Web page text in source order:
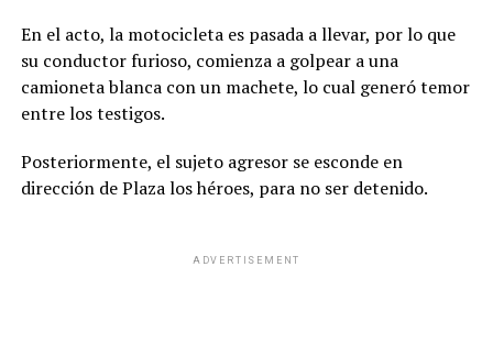
En el acto, la motocicleta es pasada a llevar, por lo que
su conductor furioso, comienza a golpear a una
camioneta blanca con un machete, lo cual generó temor
entre los testigos.
Posteriormente, el sujeto agresor se esconde en
dirección de Plaza los héroes, para no ser detenido.
ADVERTISEMENT